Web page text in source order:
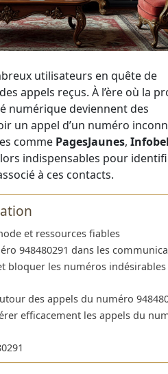
utilisateurs en quête de
appels reçus. À l’ère où la
numérique deviennent des
un appel d’un numéro
comme PagesJaunes, Infobel
indispensables pour
à ces contacts.
et ressources fiables
948480291 dans les
bloquer les numéros
des appels du numéro
efficacement les appels du